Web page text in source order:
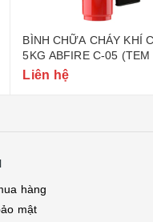
BÌNH CHỮA CHÁY KHÍ
5KG ABFIRE C-05 (TEM
CÔNG AN)
Liên hệ
hàng
mật